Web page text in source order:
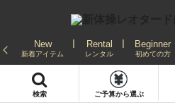
New
新着アイテム
Rental
レンタル
Beginner
初めての方
検索 ご予算から選ぶ